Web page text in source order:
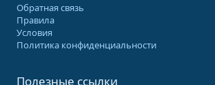
Обратная связь
Правила
Условия
Политика конфиденциальности
Полезные ссылки